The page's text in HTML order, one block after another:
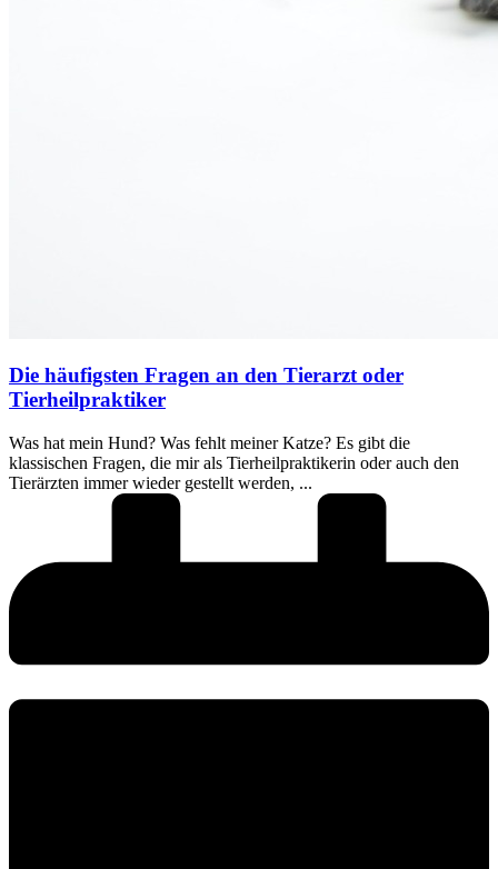
Die häufigsten Fragen an den Tierarzt oder
Tierheilpraktiker
Was hat mein Hund? Was fehlt meiner Katze? Es gibt die
klassischen Fragen, die mir als Tierheilpraktikerin oder auch den
Tierärzten immer wieder gestellt werden, ...